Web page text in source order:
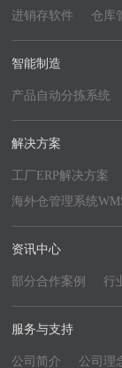
进销存软件
仓库
智能制造
产品自动分拣系统
解决方案
工厂ERP解决方案
海外仓管理系统
资讯中心
部分合作案例 行
服务与支持
公司简介 公司理